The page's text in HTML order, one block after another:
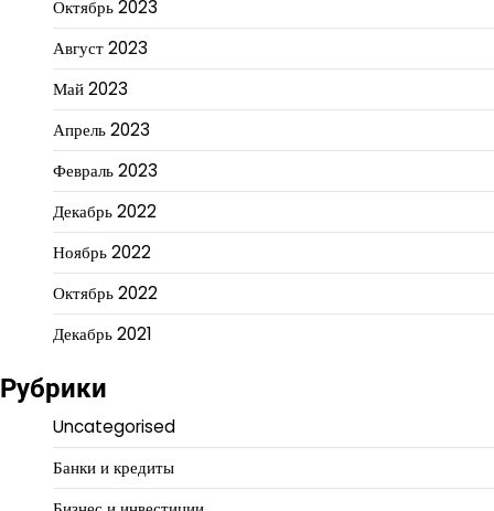
Октябрь 2023
Август 2023
Май 2023
Апрель 2023
Февраль 2023
Декабрь 2022
Ноябрь 2022
Октябрь 2022
Декабрь 2021
Рубрики
Uncategorised
Банки и кредиты